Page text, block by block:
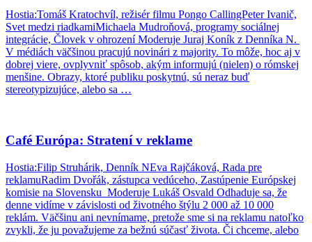
Hostia:Tomáš Kratochvíl, režisér filmu Pongo CallingPeter Ivanič,
Svet medzi riadkamiMichaela Mudroňová, programy sociálnej
integrácie, Človek v ohrození Moderuje Juraj Koník z Denníka N.
V médiách väčšinou pracujú novinári z majority. To môže, hoc aj v
dobrej viere, ovplyvniť spôsob, akým informujú (nielen) o rómskej
menšine. Obrazy, ktoré publiku poskytnú, sú neraz buď
stereotypizujúce, alebo sa …
Café Európa: Stratení v reklame
Hostia:Filip Struhárik, Denník NEva Rajčáková, Rada pre
reklamuRadim Dvořák, zástupca vedúceho, Zastúpenie Európskej
komisie na Slovensku Moderuje Lukáš Osvald Odhaduje sa, že
denne vidíme v závislosti od životného štýlu 2 000 až 10 000
reklám. Väčšinu ani nevnímame, pretože sme si na reklamu natoľko
zvykli, že ju považujeme za bežnú súčasť života. Či chceme, alebo